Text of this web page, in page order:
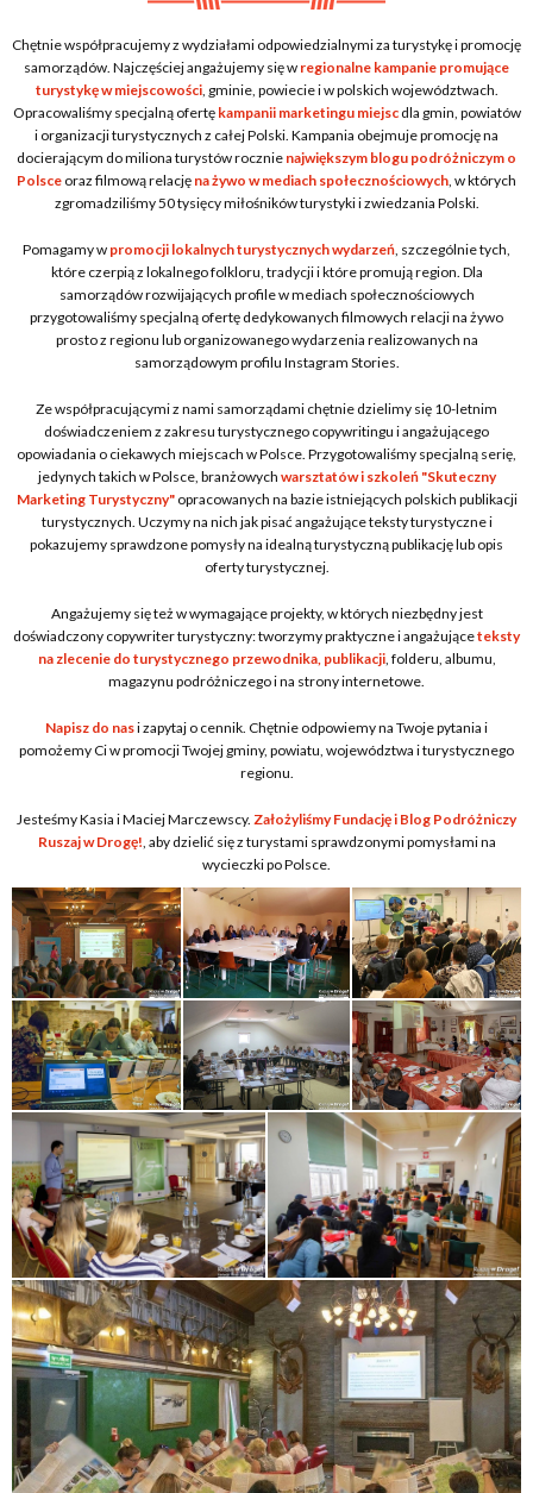
Chętnie współpracujemy z wydziałami odpowiedzialnymi za turystykę i promocję
samorządów. Najczęściej angażujemy się w regionalne kampanie promujące
turystykę w miejscowości, gminie, powiecie i w polskich województwach.
Opracowaliśmy specjalną ofertę kampanii marketingu miejscdla gmin, powiatów
i organizacji turystycznych z całej Polski. Kampania obejmuje promocję na
docierającym do miliona turystów rocznie największym blogu podróżniczym o
Polsce oraz filmową relację na żywo w mediach społecznościowych, w których
zgromadziliśmy 50 tysięcy miłośników turystyki i zwiedzania Polski.
Pomagamy w promocji lokalnych turystycznych wydarzeń, szczególnie tych,
które czerpią z lokalnego folkloru, tradycji i które promują region. Dla
samorządów rozwijających profile w mediach społecznościowych
przygotowaliśmy specjalną ofertę dedykowanych filmowych relacji na żywo
prosto z regionu lub organizowanego wydarzenia realizowanych na
samorządowym profilu Instagram Stories.
Ze współpracującymi z nami samorządami chętnie dzielimy się 10-letnim
doświadczeniem z zakresu turystycznego copywritingu i angażującego
opowiadania o ciekawych miejscach w Polsce. Przygotowaliśmy specjalną serię,
jedynych takich w Polsce, branżowych warsztatów i szkoleń "Skuteczny
Marketing Turystyczny"opracowanych na bazie istniejących polskich publikacji
turystycznych. Uczymy na nich jak pisać angażujące teksty turystyczne i
pokazujemy sprawdzone pomysły na idealną turystyczną publikację lub opis
oferty turystycznej.
Angażujemy się też w wymagające projekty, w których niezbędny jest
doświadczony copywriter turystyczny: tworzymy praktyczne i angażująceteksty
na zlecenie do turystycznego przewodnika, publikacji, folderu, albumu,
magazynu podróżniczego i na strony internetowe.
Napisz do nasi zapytaj o cennik. Chętnie odpowiemy na Twoje pytania i
pomożemy Ci w promocji Twojej gminy, powiatu, województwa i turystycznego
regionu.
Jesteśmy Kasia i Maciej Marczewscy. Założyliśmy Fundację i Blog Podróżniczy
Ruszaj w Drogę!, aby dzielić się z turystami sprawdzonymi pomysłami na
wycieczki po Polsce.